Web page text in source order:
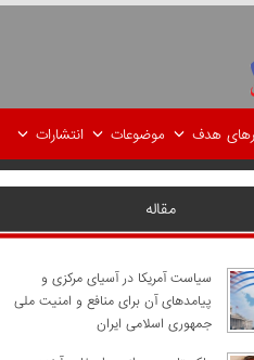
هدف موضوعات انتشارات
مقاله
سیاست آمریکا در آسیای مرکزی و
پیامدهای آن برای منافع و امنیت ملی
جمهوری اسلامی ایران